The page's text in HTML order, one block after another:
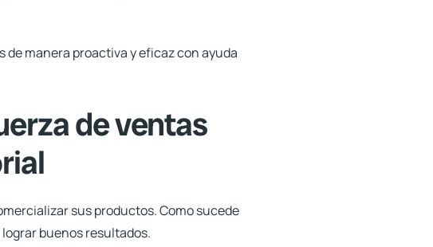
manera proactiva y eficaz con ayuda
de ventas
sus productos. Como sucede
buenos resultados.